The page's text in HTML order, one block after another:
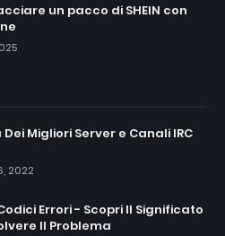
un pacco di SHEIN con
Dei Migliori Server e Canali IRC
2022
Errori - Scopri Il Significato
Il Problema